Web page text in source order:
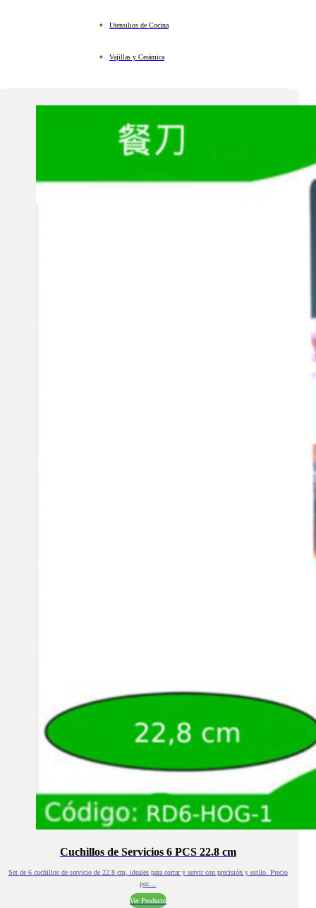
Utensilios de Cocina
Vajillas y Cerámica
Cuchillos de Servicios 6 PCS 22.8 cm
Set de 6 cuchillos de servicio de 22.8 cm, ideales para cortar y servir con precisión y estilo. Precio
por…
Ver Producto